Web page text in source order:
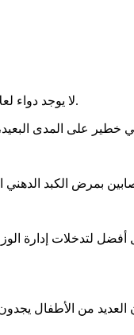
لا يوجد دواء لعلاج أو عكس مسار مرض الكبد الدهني مع ذلك، يمكن لتغييرات نمط الحياة أن تُحدث فرقًا كبيرًا في تطور المرض على المدى القريب والبعيد.
لتدخلات إدارة